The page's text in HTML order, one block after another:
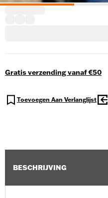
Gratis verzending vanaf €50
Toevoegen Aan Verlanglijst
BESCHRIJVING